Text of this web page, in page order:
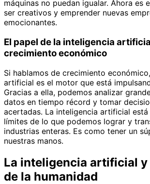
máquinas no puedan igualar. Ahora es
ser creativos y emprender nuevas
emocionantes.
El papel de la inteligencia
crecimiento económico
Si hablamos de crecimiento
artificial es el motor que está
Gracias a ella, podemos analizar
datos en tiempo récord y tomar
acertadas. La inteligencia artificial
límites de lo que podemos lograr y
industrias enteras. Es como tener un
nuestras manos.
La inteligencia artificial
de la humanidad